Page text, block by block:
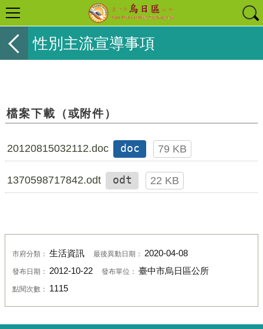
性別主流宣導事項
檔案下載（或附件）
20120815032112.doc doc 79 KB
1370598717842.odt odt 22 KB
市府分類： 生活資訊 最後異動日期： 2020-04-08
發布日期： 2012-10-22 發布單位： 臺中市烏日區公所
點閱次數： 1115